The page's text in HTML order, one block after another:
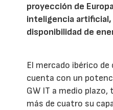
proyección de
inteligencia artificial,
disponibilidad de
El mercado ibérico
cuenta con un
GW IT a medio
más de cuatro su